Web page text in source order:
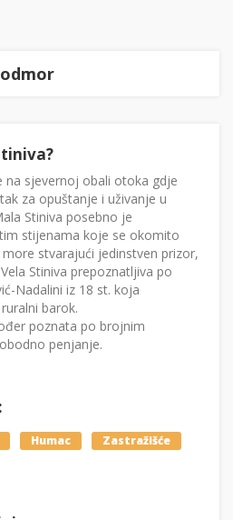
na sjevernoj obali otoka gdje
za opuštanje i uživanje u
Stiniva posebno je
stijenama koje se okomito
stvarajući jedinstven prizor,
Stiniva prepoznatljiva po
Nadalini iz 18 st. koja
barok.
poznata po brojnim
penjanje.
Humac Zastražišće